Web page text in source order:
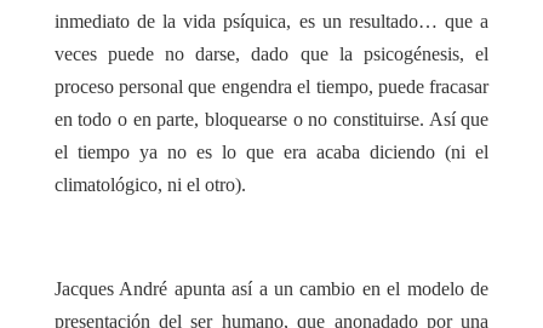
inmediato de la vida psíquica, es un resultado… que a
veces puede no darse, dado que la psicogénesis, el
proceso personal que engendra el tiempo, puede fracasar
en todo o en parte, bloquearse o no constituirse. Así que
el tiempo ya no es lo que era acaba diciendo (ni el
climatológico, ni el otro).
Jacques André apunta así a un cambio en el modelo de
presentación del ser humano, que anonadado por una